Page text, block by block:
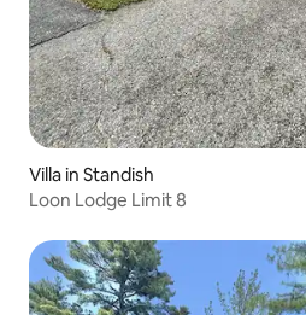
Villa in Standish
Loon Lodge Limit 8